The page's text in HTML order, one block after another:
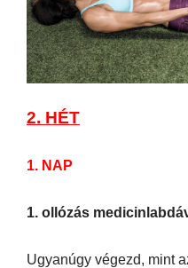
2. HÉT
1. NAP
1. ollózás
Ugyanúgy végezd, mint